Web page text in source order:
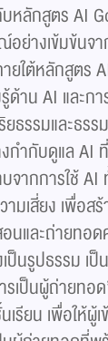
หลักสูตร AI
อย่างเข้มข้น
ยใต้หลักสูตร
าน AI และก
รรมและธรร
กำกับดูแล AI
จากการใช้
ามเสี่ยง เพื่อ
และถ่ายทอด
ป็นรูปธรรม เ
รเป็นผู้ถ่ายท
รียน เพื่อให้ผู้